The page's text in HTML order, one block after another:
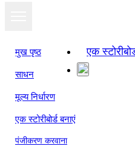
मुख पृष्ठ
साधन
मूल्य निर्धारण
एक स्टोरीबोर्ड बनाएं
पंजीकरण करवाना
एक